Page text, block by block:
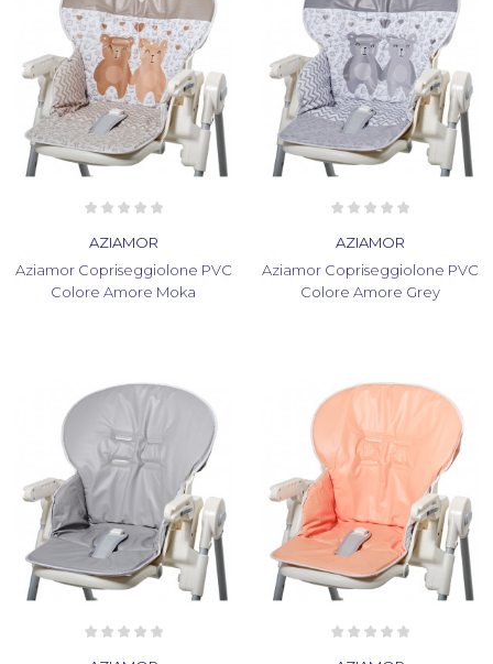
AZIAMOR
Aziamor Copriseggiolone PVC
Colore Amore Moka
AZIAMOR
Aziamor Copriseggiolone PVC
Colore Amore Grey